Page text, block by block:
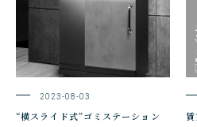
2023-08-03
“横スライド式”ゴミステーション